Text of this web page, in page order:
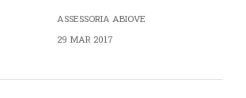
ASSESSORIA ABIOVE
29 MAR 2017